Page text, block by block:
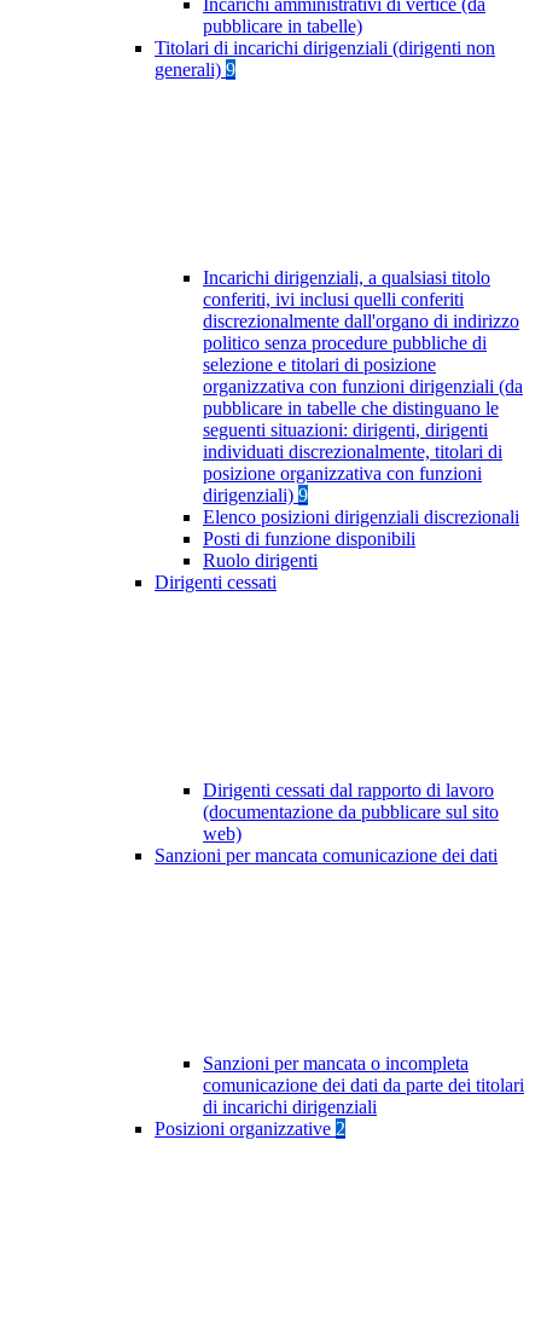
Incarichi amministrativi di vertice (da
pubblicare in tabelle)
Titolari di incarichi dirigenziali (dirigenti non
generali) 9
Incarichi dirigenziali, a qualsiasi titolo
conferiti, ivi inclusi quelli conferiti
discrezionalmente dall'organo di indirizzo
politico senza procedure pubbliche di
selezione e titolari di posizione
organizzativa con funzioni dirigenziali (da
pubblicare in tabelle che distinguano le
seguenti situazioni: dirigenti, dirigenti
individuati discrezionalmente, titolari di
posizione organizzativa con funzioni
dirigenziali) 9
Elenco posizioni dirigenziali discrezionali
Posti di funzione disponibili
Ruolo dirigenti
Dirigenti cessati
Dirigenti cessati dal rapporto di lavoro
(documentazione da pubblicare sul sito
web)
Sanzioni per mancata comunicazione dei dati
Sanzioni per mancata o incompleta
comunicazione dei dati da parte dei titolari
di incarichi dirigenziali
Posizioni organizzative 2